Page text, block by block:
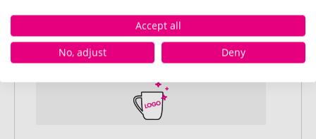
So einfach bestellen Sie Ihre Werbeartikel bei
Pinkcube
Accept all
No, adjust
Deny